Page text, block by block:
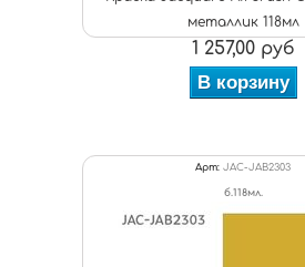
металлик 118мл
1 257,00 руб
В корзину
Арт: JAC-JAB2303
б.118мл.